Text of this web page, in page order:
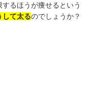
るほうが痩せるという
して太るのでしょうか？